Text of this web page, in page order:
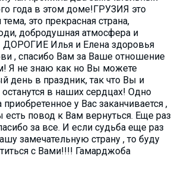
года в этом доме!ГРУЗИЯ это
это прекрасная страна,
добродушная атмосфера и
ДОРОГИЕ Илья и Елена здоровья
, спасибо Вам за Ваше отношение
Я не знаю как но Вы можете
день в праздник, так что Вы и
в наших сердцах! Одно
приобретенное у Вас заканчивается ,
есть повод к Вам вернуться. Еще раз
за все. И если судьба еще раз
замечательную страну , то буду
с Вами!!!! Гамарджоба